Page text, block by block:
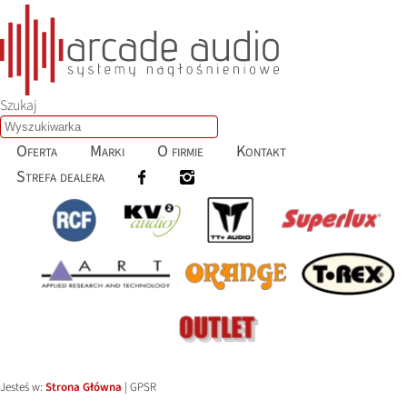
Szukaj
Oferta Marki O firmie
Kontakt
Strefa dealera
Jesteś w: Strona Główna | GPSR